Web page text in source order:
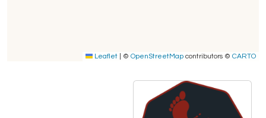
Leaflet © OpenStreetMap contributors © CARTO